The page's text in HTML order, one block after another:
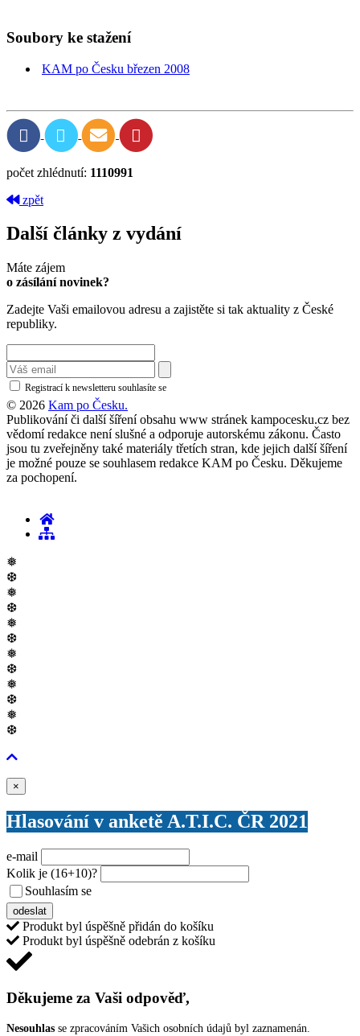
Soubory ke stažení
KAM po Česku březen 2008
počet zhlédnutí: 1110991
zpět
Další články z vydání
Máte zájem
o zásílání novinek?
Zadejte Vaši emailovou adresu a zajistěte si tak aktuality z České
republiky.
Registrací k newsletteru souhlasíte se
© 2026 Kam po Česku.
Publikování či další šíření obsahu www stránek kampocesku.cz bez
vědomí redakce není slušné a odporuje autorskému zákonu. Často
jsou tu zveřejněny také materiály třetích stran, kde jejich další šíření
je možné pouze se souhlasem redakce KAM po Česku. Děkujeme
za pochopení.
❅
❆
❅
❆
❅
❆
❅
❆
❅
❆
❅
❆
×
Hlasování v anketě A.T.I.C. ČR 2021
e-mail
Kolik je (16+10)?
Souhlasím se
odeslat
Produkt byl úspěšně přidán do košíku
Produkt byl úspěšně odebrán z košíku
Děkujeme za Vaši odpověď,
Nesouhlas se zpracováním Vašich osobních údajů byl zaznamenán.